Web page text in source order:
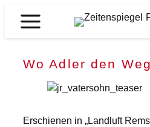
Inhalt
Zeitenspiegel
Wo Adler den
Erschienen in „Landluft